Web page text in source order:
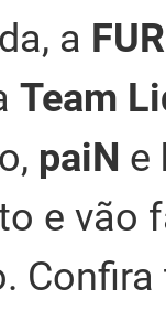
a
Team
paiN e
e vão